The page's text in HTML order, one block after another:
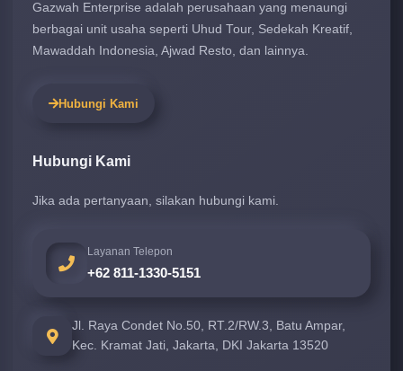
Gazwah Enterprise adalah perusahaan yang menaungi
berbagai unit usaha seperti Uhud Tour, Sedekah Kreatif,
Mawaddah Indonesia, Ajwad Resto, dan lainnya.
Hubungi Kami
Hubungi Kami
Jika ada pertanyaan, silakan hubungi kami.
Layanan Telepon
+62 811-1330-5151
Jl. Raya Condet No.50, RT.2/RW.3, Batu Ampar,
Kec. Kramat Jati, Jakarta, DKI Jakarta 13520